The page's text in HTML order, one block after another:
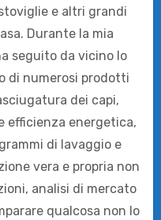
e altri grandi
Durante la mia
seguito da vicino lo
di numerosi prodotti
dei capi,
efficienza energetica,
di lavaggio e
vera e propria non
analisi di mercato
qualcosa non lo